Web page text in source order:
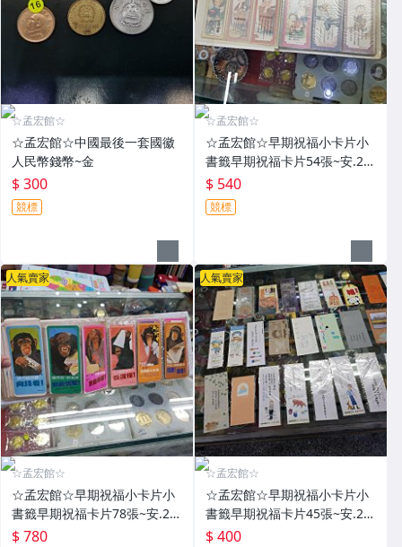
☆孟宏館☆
☆孟宏館☆中國最後一套國徽
人民幣錢幣~金
$ 300
競標
☆孟宏館☆
☆孟宏館☆早期祝福小卡片小
書籤早期祝福卡片54張~安.26
0801.73
$ 540
競標
人氣賣家
☆孟宏館☆
☆孟宏館☆早期祝福小卡片小
書籤早期祝福卡片78張~安.26
0801.76
$ 780
人氣賣家
☆孟宏館☆
☆孟宏館☆早期祝福小卡片小
書籤早期祝福卡片45張~安.26
0801.74
$ 400